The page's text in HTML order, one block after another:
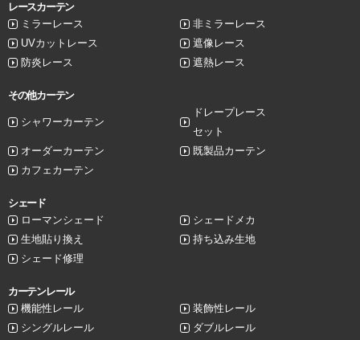
レースカーテン
ミラーレース
非ミラーレース
UVカットレース
遮像レース
防炎レース
遮熱レース
その他カーテン
シャワーカーテン
ドレープレース
セット
オーダーカーテン
既製品カーテン
カフェカーテン
シェード
ローマンシェード
シェードメカ
生地貼り換え
持ち込み生地
シェード修理
カーテンレール
機能性レール
装飾性レール
シングルレール
ダブルレール